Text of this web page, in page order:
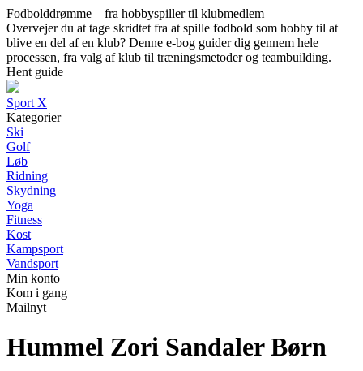
Fodbolddrømme – fra hobbyspiller til klubmedlem
Overvejer du at tage skridtet fra at spille fodbold som hobby til at
blive en del af en klub? Denne e-bog guider dig gennem hele
processen, fra valg af klub til træningsmetoder og teambuilding.
Hent guide
Sport X
Kategorier
Ski
Golf
Løb
Ridning
Skydning
Yoga
Fitness
Kost
Kampsport
Vandsport
Min konto
Kom i gang
Mailnyt
Hummel Zori Sandaler Børn